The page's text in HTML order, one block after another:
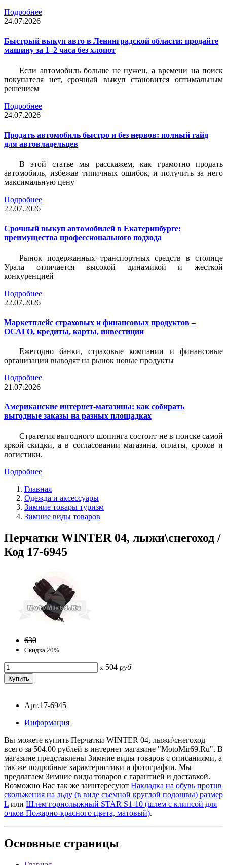
Подробнее
24.07.2026
Быстрый выкуп авто в Ленинградской области: продайте
машину за 1–2 часа без хлопот
Если автомобиль больше не нужен, а времени на поиск
покупателя нет, срочный выкуп становится оптимальным
решением
Подробнее
24.07.2026
Продать автомобиль быстро и без нервов: полный гайд
для автовладельцев
В этой статье мы расскажем, как грамотно продать
автомобиль, избежав типичных ошибок, и получить за него
максимальную цену
Подробнее
22.07.2026
Срочный выкуп автомобилей в Екатеринбурге:
преимущества профессионального подхода
Рынок подержанных транспортных средств в столице
Урала отличается высокой динамикой и жесткой
конкуренцией
Подробнее
22.07.2026
Маркетплейс страховых и финансовых продуктов –
ОСАГО, кредиты, карты, инвестиции
Ежегодно банки, страховые компании и финансовые
организации выводят на рынок новые продукты
Подробнее
21.07.2026
Американские интернет-магазины: как собирать
выгодные заказы на разных площадках
Стратегия выгодного шопинга состоит не в поиске самой
яркой скидки, а в согласовании магазина, оплаты, сроков и
логистики.
Подробнее
Главная
Одежда и аксессуары
Зимние товары туризм
Зимние виды товаров
Перчатки WINTER 04, лыжи\снегоход /
Код 17-6945
630
Скидка 20%
x 504 руб
Арт.17-6945
Информация
Вы можете купить Перчатки WINTER 04, лыжи\снегоход
всего за 504.00 рублей в интернет магазине "MotoMir69.Ru". В
магазине представлены Зимние виды товаров с описаниями, а
так же подробные характеристики и фотографии. Мы
предлагаем Зимние виды товаров с гарантией и доставкой.
Возможно Вас так же заинтересуют Накладка на обувь против
скольжения на льду (в виде съемной круглой подошвы) размер
L или Шлем горнолыжный STAR S1-10 (шлем с клипсой для
очков Пожарно-красного цвета, матовый).
Основные страницы